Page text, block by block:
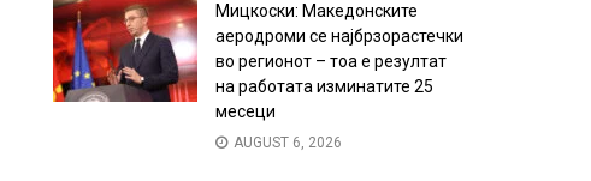
Мицкоски: Македонските
аеродроми се најбрзорастечки
во регионот – тоа е резултат
на работата изминатите 25
месеци
AUGUST 6, 2026